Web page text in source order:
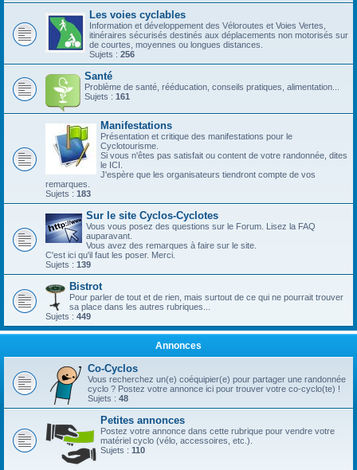
Les voies cyclables
Information et développement des Véloroutes et Voies Vertes,
itinéraires sécurisés destinés aux déplacements non motorisés sur
de courtes, moyennes ou longues distances.
Sujets : 256
Santé
Problème de santé, rééducation, conseils pratiques, alimentation...
Sujets : 161
Manifestations
Présentation et critique des manifestations pour le
Cyclotourisme.
Si vous n'êtes pas satisfait ou content de votre randonnée, dites
le ICI.
J'espère que les organisateurs tiendront compte de vos
remarques.
Sujets : 183
Sur le site Cyclos-Cyclotes
Vous vous posez des questions sur le Forum. Lisez la FAQ
auparavant.
Vous avez des remarques à faire sur le site.
C'est ici qu'il faut les poser. Merci.
Sujets : 139
Bistrot
Pour parler de tout et de rien, mais surtout de ce qui ne pourrait trouver
sa place dans les autres rubriques...
Sujets : 449
Annonces
Co-Cyclos
Vous recherchez un(e) coéquipier(e) pour partager une randonnée
cyclo ? Postez votre annonce ici pour trouver votre co-cyclo(te) !
Sujets : 48
Petites annonces
Postez votre annonce dans cette rubrique pour vendre votre
matériel cyclo (vélo, accessoires, etc.).
Sujets : 110